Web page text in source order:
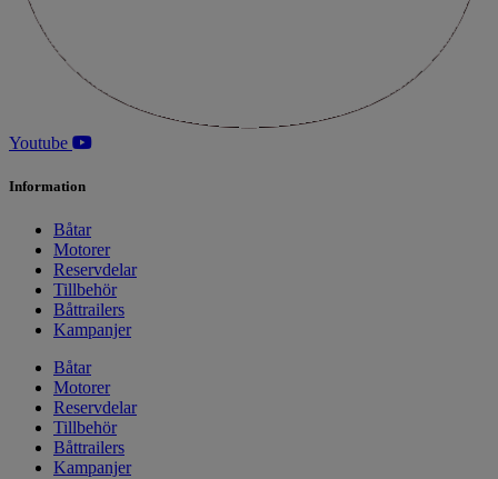
Youtube
Information
Båtar
Motorer
Reservdelar
Tillbehör
Båttrailers
Kampanjer
Båtar
Motorer
Reservdelar
Tillbehör
Båttrailers
Kampanjer